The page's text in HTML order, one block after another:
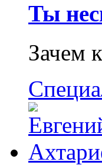
Ты
Зачем